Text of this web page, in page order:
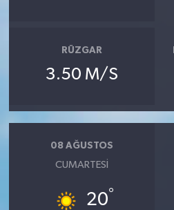
RÜZGAR
3.50 M/S
08 AĞUSTOS
CUMARTESI
20°